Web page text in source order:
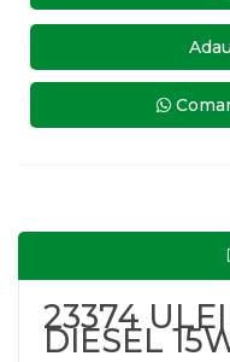
23374
DIESEL